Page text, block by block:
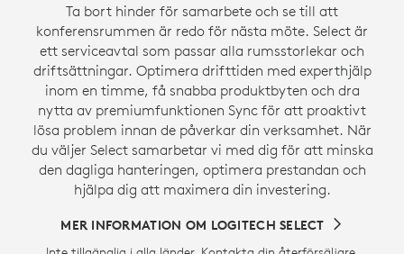
Ta bort hinder för samarbete och se till att
konferensrummen är redo för nästa möte. Select är
ett serviceavtal som passar alla rumsstorlekar och
driftsättningar. Optimera drifttiden med experthjälp
inom en timme, få snabba produktbyten och dra
nytta av premiumfunktionen Sync för att proaktivt
lösa problem innan de påverkar din verksamhet. När
du väljer Select samarbetar vi med dig för att minska
den dagliga hanteringen, optimera prestandan och
hjälpa dig att maximera din investering.
MER INFORMATION OM LOGITECH SELECT